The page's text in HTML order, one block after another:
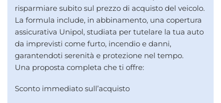
risparmiare subito sul prezzo di acquisto del veicolo.
La formula include, in abbinamento, una copertura
assicurativa Unipol, studiata per tutelare la tua auto
da imprevisti come furto, incendio e danni,
garantendoti serenità e protezione nel tempo.
Una proposta completa che ti offre:
Sconto immediato sull’acquisto